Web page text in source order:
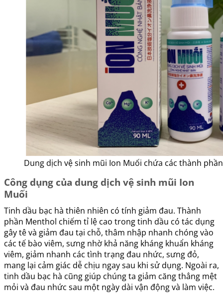
Dung dịch vệ sinh mũi Ion Muối chứa các thành
Công dụng của dung dịch vệ sinh mũi Ion
Muối
Tinh dầu bạc hà thiên nhiên có tính giảm đau. Thành
phần Menthol chiếm tỉ lệ cao trong tinh dầu có tác dụng
gây tê và giảm đau tại chỗ, thâm nhập nhanh chóng vào
các tế bào viêm, sưng nhờ khả năng kháng khuẩn kháng
viêm, giảm nhanh các tình trạng đau nhức, sưng đỏ,
mang lại cảm giác dễ chịu ngay sau khi sử dụng. Ngoài ra,
tinh dầu bạc hà cũng giúp chúng ta giảm căng thẳng mệt
mỏi và đau nhức sau một ngày dài vận động và làm việc.